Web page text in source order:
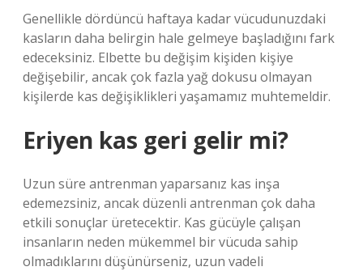
Genellikle dördüncü haftaya kadar vücudunuzdaki
kasların daha belirgin hale gelmeye başladığını fark
edeceksiniz. Elbette bu değişim kişiden kişiye
değişebilir, ancak çok fazla yağ dokusu olmayan
kişilerde kas değişiklikleri yaşamamız muhtemeldir.
Eriyen kas geri gelir mi?
Uzun süre antrenman yaparsanız kas inşa
edemezsiniz, ancak düzenli antrenman çok daha
etkili sonuçlar üretecektir. Kas gücüyle çalışan
insanların neden mükemmel bir vücuda sahip
olmadıklarını düşünürseniz, uzun vadeli